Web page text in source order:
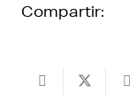
Compartir: